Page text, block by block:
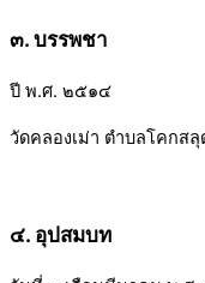
๓. บรรพชา
ปี พ.ศ. ๒๕๑๔
วัดคลองเม่า ตำบลโคกส
๔. อุปสมบท